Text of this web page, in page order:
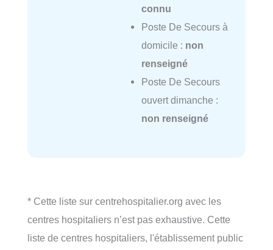
connu
Poste De Secours à
domicile : non
renseigné
Poste De Secours
ouvert dimanche :
non renseigné
* Cette liste sur centrehospitalier.org avec les
centres hospitaliers n’est pas exhaustive. Cette
liste de centres hospitaliers, l'établissement public